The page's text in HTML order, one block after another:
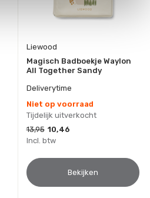
Liewood
Magisch Badboekje Waylon
All Together Sandy
Deliverytime
Niet op voorraad
Tijdelijk uitverkocht
13,95 10,46
Incl. btw
Bekijken